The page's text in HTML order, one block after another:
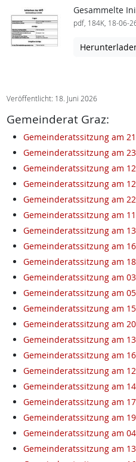
Gesammelte
pdf, 184K, 18-06-
Veröffentlicht: 18. Juni 2026
Gemeinderat Graz:
Gemeinderatssitzung am
Gemeinderatssitzung am
Gemeinderatssitzung am
Gemeinderatssitzung am
Gemeinderatssitzung am
Gemeinderatssitzung am
Gemeinderatssitzung am
Gemeinderatssitzung am
Gemeinderatssitzung am
Gemeinderatssitzung am
Gemeinderatssitzung am
Gemeinderatssitzung am
Gemeinderatssitzung am
Gemeinderatssitzung am
Gemeinderatssitzung am
Gemeinderatssitzung am
Gemeinderatssitzung am
Gemeinderatssitzung am
Gemeinderatssitzung am
Gemeinderatssitzung am
Gemeinderatssitzung am